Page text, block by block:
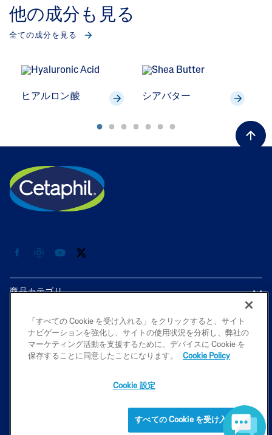
他の成分も見る
全ての成分を見る
ヒアルロン酸 シアバター
商品カテゴリ
各種情報
プライバシーポリシー
of their respective owners. This site is intended for Japan audiences only
「すべての Cookie を受け入れる」をクリックすると、サイト
ナビゲーションを強化し、サイトの使用状況を分析し、弊社の
マーケティング活動を支援するために、デバイスに Cookie を
保存することに同意したことになります。
Cookie Policy
Cookie 設定
すべての Cookie を受け入れる